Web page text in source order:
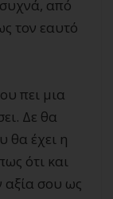
από
τον εαυτό
πει μια
Δε θα
θα έχει η
ότι και
αξία σου ως